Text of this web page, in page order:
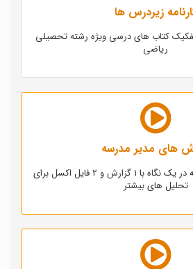
زیردرس ها
کتاب های درسی ویژه رشته تحصیلی
ریاضی
های مدیر مدرسه
مشاهده وضعیت مدرسه در یک نگاه با 1 گزارش و 2 فایل اکسل برای
تحلیل های بیشتر